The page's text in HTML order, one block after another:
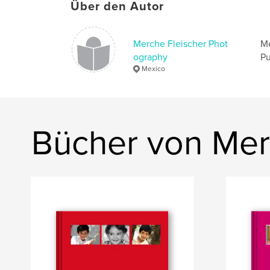
Über den Autor
Merche Fleischer Phot
ography
Mexico
Bücher von